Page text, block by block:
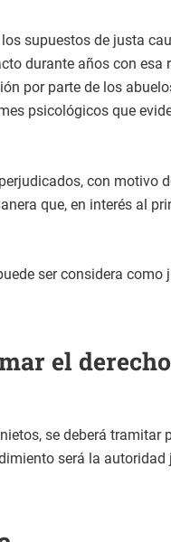
supuestos de justa
durante años con esa
por parte de los
psicológicos que
con motivo
que, en interés al
ser considera como
el
se deberá
será la